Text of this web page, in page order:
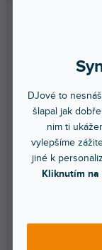
DJové to
šlapal jak
nim ti
vylepšíme
jiné k
Kliknutím na
EzyFrame Vintage
Background Cover
m Aubergine
Manfrotto EzyFrame